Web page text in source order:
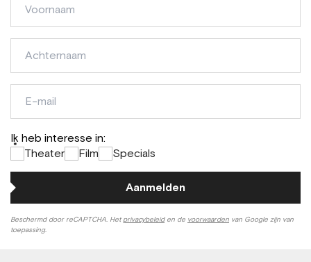
Ik heb interesse in:
*
Theater Film Specials
mail
Aanmelden
Beschermd door reCAPTCHA. Het privacybeleiden de voorwaarden van Google zijn van
toepassing.